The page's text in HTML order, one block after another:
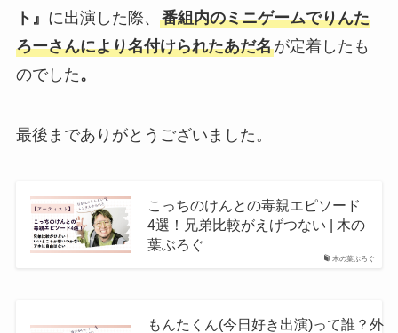
ト』 に出演した際、 番組内のミニゲームでりんた
ろーさんにより名付けられたあだ名が定着したも
のでした。
最後までありがとうございました。
木の葉ぶろぐ
こっちのけんとの毒親エピソード
4選！兄弟比較がえげつない | 木の
葉ぶろぐ
もんたくん(今日好き出演)って誰？外